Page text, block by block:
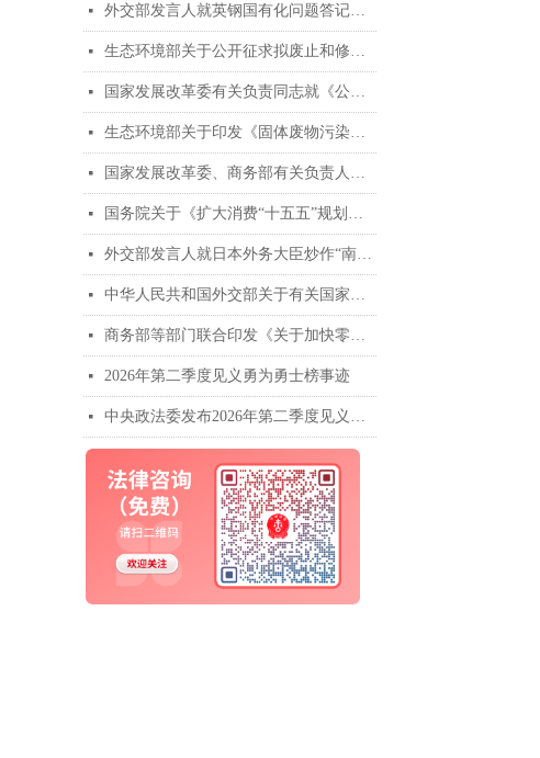
넷 外交部发言人就英钢国有化问题答记者问
넷 生态环境部关于公开征求拟废止和修改部分规章意见的函
넷 国家发展改革委有关负责同志就《公共资源交易中心招标投标现场管理暂行办法》答记者问
넷 生态环境部关于印发《固体废物污染防治“十五五”规划》的通知
넷 国家发展改革委、商务部有关负责人就《扩大消费“十五五”规划》答记者问
넷 国务院关于《扩大消费“十五五”规划》的批复
넷 外交部发言人就日本外务大臣炒作“南海仲裁案裁决”出台十年 发表谈话
넷 中华人民共和国外交部关于有关国家炒作“南海仲裁案裁决”出台十年的声明
넷 商务部等部门联合印发《关于加快零售业创新发展的意见》
넷 2026年第二季度见义勇为勇士榜事迹
넷 中央政法委发布2026年第二季度见义勇为勇士榜